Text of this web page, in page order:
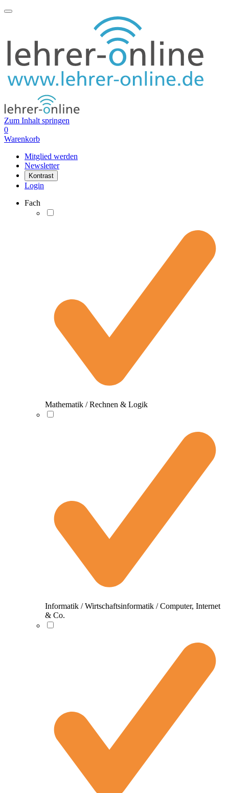
Zum Inhalt springen
0
Warenkorb
Mitglied werden
Newsletter
Kontrast
Login
Fach
Mathematik / Rechnen & Logik
Informatik / Wirtschaftsinformatik / Computer, Internet
& Co.